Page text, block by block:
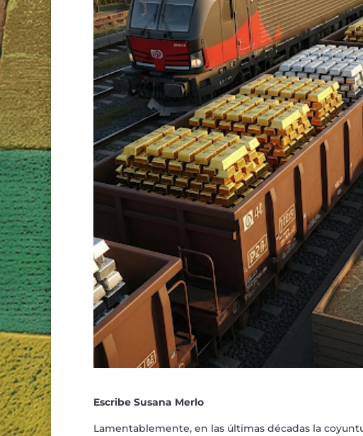
Escribe Susana Merlo
Lamentablemente, en las últimas décadas la